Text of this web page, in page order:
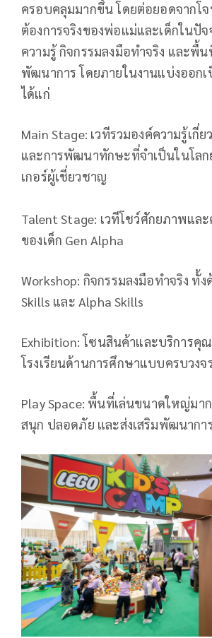
ครอบคลุมมากขึ้น โดยต่อยอดจากโ
ต้องการจริงของพ่อแม่และเด็กในปั
ความรู้ กิจกรรมลงมือทำจริง และพื้
พัฒนาการ โดยภายในงานแบ่งออก
ได้แก่
Main Stage: เวทีรวมองค์ความรู้เกี่ย
และการพัฒนาทักษะที่จำเป็นในโล
เกอร์ผู้เชี่ยวชาญ
Talent Stage: เวทีโชว์ศักยภาพแล
ของเด็ก Gen Alpha
Workshop: กิจกรรมลงมือทำจริง ทั้
Skills และ Alpha Skills
Exhibition: โซนสินค้าและบริการคุ
โรงเรียนด้านการศึกษาแบบครบวงจ
Play Space: พื้นที่เล่นขนาดใหญ่มา
สนุก ปลอดภัย และส่งเสริมพัฒนากา